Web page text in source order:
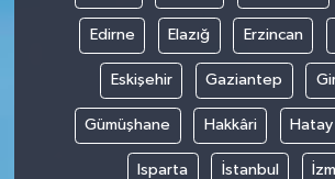
Edirne Elazığ Erzincan
Eskişehir Gaziantep
Gümüşhane Hakkâri Hatay
Isparta İstanbul